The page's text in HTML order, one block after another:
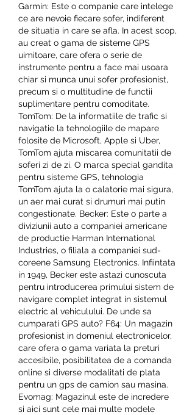
Garmin: Este o companie care intelege
ce are nevoie fiecare sofer, indiferent
de situatia in care se afla. In acest scop,
au creat o gama de sisteme GPS
uimitoare, care ofera o serie de
instrumente pentru a face mai usoara
chiar si munca unui sofer profesionist,
precum si o multitudine de functii
suplimentare pentru comoditate.
TomTom: De la informatiile de trafic si
navigatie la tehnologiile de mapare
folosite de Microsoft, Apple si Uber,
TomTom ajuta miscarea comunitatii de
soferi zi de zi. O marca special gandita
pentru sisteme GPS, tehnologia
TomTom ajuta la o calatorie mai sigura,
un aer mai curat si drumuri mai putin
congestionate. Becker: Este o parte a
diviziunii auto a companiei americane
de productie Harman International
Industries, o filiala a companiei sud-
coreene Samsung Electronics. Infiintata
in 1949, Becker este astazi cunoscuta
pentru introducerea primului sistem de
navigare complet integrat in sistemul
electric al vehiculului. De unde sa
cumparati GPS auto? F64: Un magazin
profesionist in domeniul electronicelor,
care ofera o gama variata la preturi
accesibile, posibilitatea de a comanda
online si diverse modalitati de plata
pentru un gps de camion sau masina.
Evomag: Magazinul este de incredere
si aici sunt cele mai multe modele